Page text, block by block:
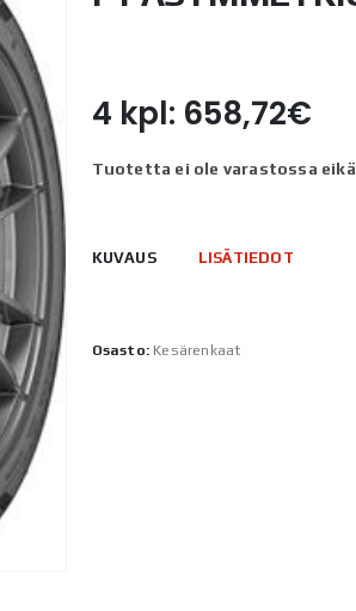
4 kpl: 658,72€
Tuotetta ei ole varastossa eikä
KUVAUS LISÄTIEDOT
Osasto: Kesärenkaat